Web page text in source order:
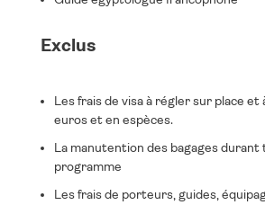
Exclus
Les frais de visa à régler sur place et
euros et en espèces.
La manutention des bagages durant
programme
Les frais de porteurs, guides,